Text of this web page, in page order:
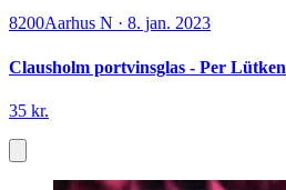
8200Aarhus N · 8. jan. 2023
Clausholm portvinsglas - Per Lütken
35 kr.